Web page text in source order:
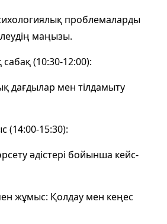
проблемаларды
маңызы.
(10:30-12:00):
дағдылар мен тілдамыту
15:30):
әдістері бойынша кейс-
жұмыс: Қолдау мен кеңес